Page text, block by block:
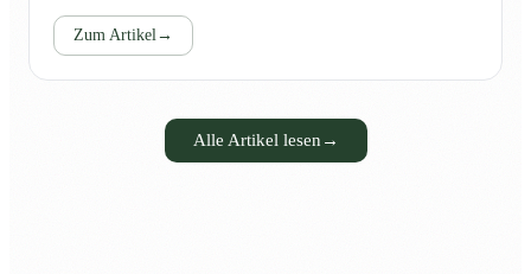
Zum Artikel →
Alle Artikel lesen →